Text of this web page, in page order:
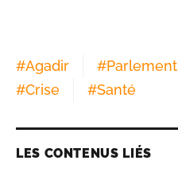
#Agadir #Parlement
#Crise #Santé
LES CONTENUS LIÉS